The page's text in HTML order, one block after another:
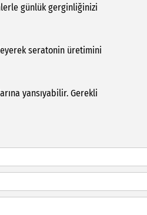
günlük gerginliğinizi
seratonin üretimini
yansıyabilir. Gerekli